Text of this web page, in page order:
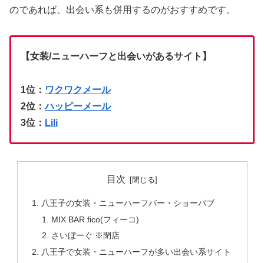
のであれば、出会い系も併用するのがおすすめです。
【女装/ニューハーフと出会いがあるサイト】
1位： ワクワクメール
2位：ハッピーメール
3位： Lili
目次
八王子の女装・ニューハーフバー・ショーパブ
MIX BAR fico(フィーコ)
さいぼーぐ ※閉店
八王子で女装・ニューハーフが多い出会い系サイト